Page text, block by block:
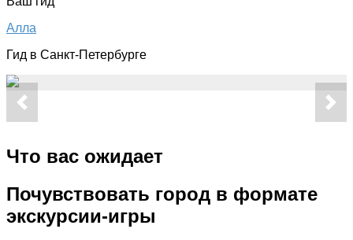
Алла
Гид в Санкт-Петербурге
Что вас ожидает
Почувствовать город в формате
экскурсии-игры